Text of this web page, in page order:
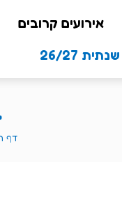
אירועים קרובים
26/27
דף